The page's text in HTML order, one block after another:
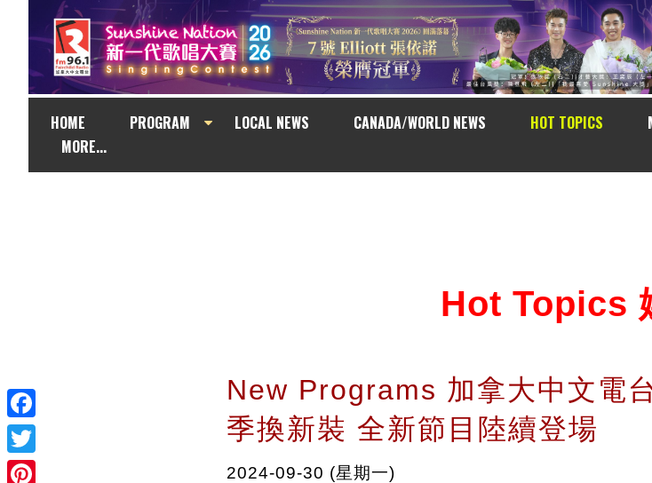
HOME PROGRAM LOCAL NEWS CANADA/WORLD NEWS HOT TOPICS
MORE...
Facebook
Twitter
Hot Topics
New Programs 加拿大中文電
季換新裝 全新節目陸續登場
2024-09-30 (星期一)